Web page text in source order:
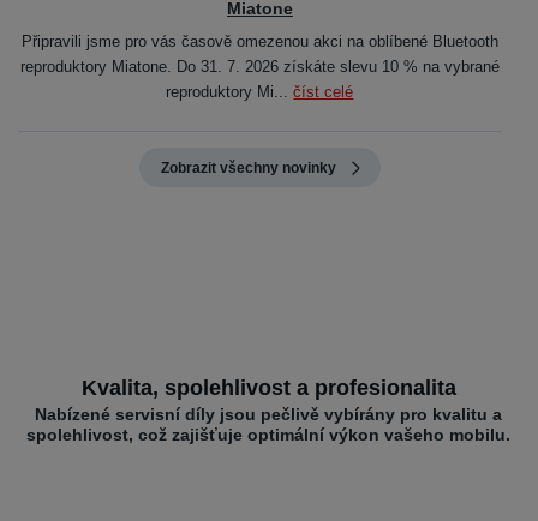
Miatone
Připravili jsme pro vás časově omezenou akci na oblíbené Bluetooth
reproduktory Miatone. Do 31. 7. 2026 získáte slevu 10 % na vybrané
reproduktory Mi...číst celé
Zobrazit všechny novinky
Kvalita, spolehlivost a profesionalita
Nabízené servisní díly jsou pečlivě vybírány pro kvalitu a
spolehlivost, což zajišťuje optimální výkon vašeho mobilu.